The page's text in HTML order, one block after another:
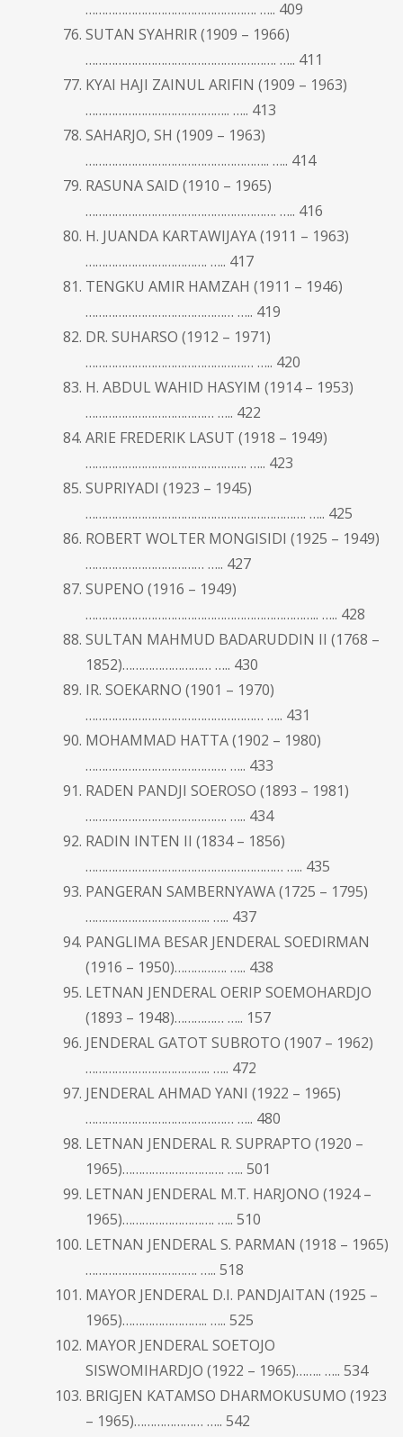
……………………………………………. ….. 409
SUTAN SYAHRIR (1909 – 1966)
…………………………………………………. ….. 411
KYAI HAJI ZAINUL ARIFIN (1909 – 1963)
…………………………………….. ….. 413
SAHARJO, SH (1909 – 1963)
……………………………………………….. ….. 414
RASUNA SAID (1910 – 1965)
…………………………………………………. ….. 416
H. JUANDA KARTAWIJAYA (1911 – 1963)
………………………………. ….. 417
TENGKU AMIR HAMZAH (1911 – 1946)
……………………………………… ….. 419
DR. SUHARSO (1912 – 1971)
…………………………………………… ….. 420
H. ABDUL WAHID HASYIM (1914 – 1953)
………………………………… ….. 422
ARIE FREDERIK LASUT (1918 – 1949)
…………………………………………. ….. 423
SUPRIYADI (1923 – 1945)
…………………………………………………………. ….. 425
ROBERT WOLTER MONGISIDI (1925 – 1949)
……………………………… ….. 427
SUPENO (1916 – 1949)
…………………………………………………………….. ….. 428
SULTAN MAHMUD BADARUDDIN II (1768 –
1852)……………………… ….. 430
IR. SOEKARNO (1901 – 1970)
……………………………………………… ….. 431
MOHAMMAD HATTA (1902 – 1980)
……………………………………. ….. 433
RADEN PANDJI SOEROSO (1893 – 1981)
……………………………………. ….. 434
RADIN INTEN II (1834 – 1856)
…………………………………………………… ….. 435
PANGERAN SAMBERNYAWA (1725 – 1795)
……………………………….. ….. 437
PANGLIMA BESAR JENDERAL SOEDIRMAN
(1916 – 1950)……………. ….. 438
LETNAN JENDERAL OERIP SOEMOHARDJO
(1893 – 1948)…………… ….. 157
JENDERAL GATOT SUBROTO (1907 – 1962)
……………………………….. ….. 472
JENDERAL AHMAD YANI (1922 – 1965)
……………………………………… ….. 480
LETNAN JENDERAL R. SUPRAPTO (1920 –
1965)…………………………. ….. 501
LETNAN JENDERAL M.T. HARJONO (1924 –
1965)………………………. ….. 510
LETNAN JENDERAL S. PARMAN (1918 – 1965)
……………………………. ….. 518
MAYOR JENDERAL D.I. PANDJAITAN (1925 –
1965)…………………….. ….. 525
MAYOR JENDERAL SOETOJO
SISWOMIHARDJO (1922 – 1965)…….. ….. 534
BRIGJEN KATAMSO DHARMOKUSUMO (1923
– 1965)………………… ….. 542